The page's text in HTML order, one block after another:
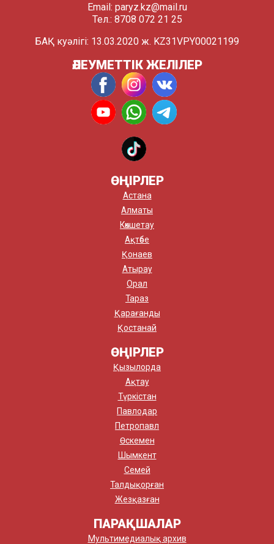
Email: paryz.kz@mail.ru
Тел.: 8708 072 21 25
БАҚ куәлігі: 13.03.2020 ж. KZ31VPY00021199
ӘЛЕУМЕТТІК ЖЕЛІЛЕР
ӨҢІРЛЕР
Астана
Алматы
Көкшетау
Ақтөбе
Қонаев
Атырау
Орал
Тараз
Қарағанды
Қостанай
ӨҢІРЛЕР
Қызылорда
Ақтау
Түркістан
Павлодар
Петропавл
Өскемен
Шымкент
Семей
Талдықорған
Жезқазған
ПАРАҚШАЛАР
Мультимедиалық архив